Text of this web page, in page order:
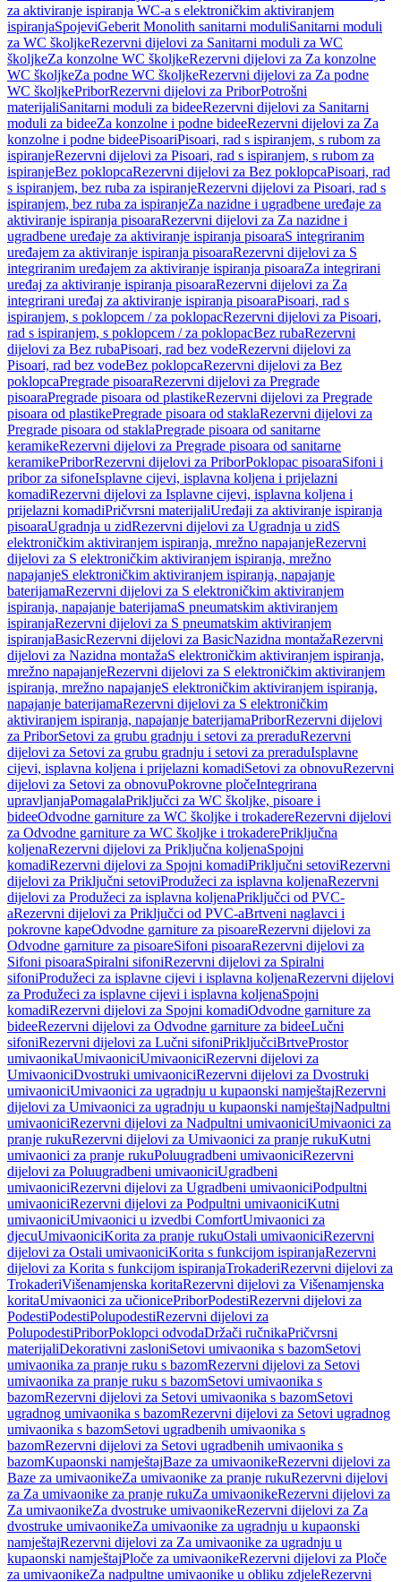
za aktiviranje ispiranja WC-a s elektroničkim aktiviranjem
ispiranjaSpojeviGeberit Monolith sanitarni moduliSanitarni moduli
za WC školjkeRezervni dijelovi za Sanitarni moduli za WC
školjkeZa konzolne WC školjkeRezervni dijelovi za Za konzolne
WC školjkeZa podne WC školjkeRezervni dijelovi za Za podne
WC školjkePriborRezervni dijelovi za PriborPotrošni
materijaliSanitarni moduli za bideeRezervni dijelovi za Sanitarni
moduli za bideeZa konzolne i podne bideeRezervni dijelovi za Za
konzolne i podne bideePisoariPisoari, rad s ispiranjem, s rubom za
ispiranjeRezervni dijelovi za Pisoari, rad s ispiranjem, s rubom za
ispiranjeBez poklopcaRezervni dijelovi za Bez poklopcaPisoari, rad
s ispiranjem, bez ruba za ispiranjeRezervni dijelovi za Pisoari, rad s
ispiranjem, bez ruba za ispiranjeZa nazidne i ugradbene uređaje za
aktiviranje ispiranja pisoaraRezervni dijelovi za Za nazidne i
ugradbene uređaje za aktiviranje ispiranja pisoaraS integriranim
uređajem za aktiviranje ispiranja pisoaraRezervni dijelovi za S
integriranim uređajem za aktiviranje ispiranja pisoaraZa integrirani
uređaj za aktiviranje ispiranja pisoaraRezervni dijelovi za Za
integrirani uređaj za aktiviranje ispiranja pisoaraPisoari, rad s
ispiranjem, s poklopcem / za poklopacRezervni dijelovi za Pisoari,
rad s ispiranjem, s poklopcem / za poklopacBez rubaRezervni
dijelovi za Bez rubaPisoari, rad bez vodeRezervni dijelovi za
Pisoari, rad bez vodeBez poklopcaRezervni dijelovi za Bez
poklopcaPregrade pisoaraRezervni dijelovi za Pregrade
pisoaraPregrade pisoara od plastikeRezervni dijelovi za Pregrade
pisoara od plastikePregrade pisoara od staklaRezervni dijelovi za
Pregrade pisoara od staklaPregrade pisoara od sanitarne
keramikeRezervni dijelovi za Pregrade pisoara od sanitarne
keramikePriborRezervni dijelovi za PriborPoklopac pisoaraSifoni i
pribor za sifoneIsplavne cijevi, isplavna koljena i prijelazni
komadiRezervni dijelovi za Isplavne cijevi, isplavna koljena i
prijelazni komadiPričvrsni materijaliUređaji za aktiviranje ispiranja
pisoaraUgradnja u zidRezervni dijelovi za Ugradnja u zidS
elektroničkim aktiviranjem ispiranja, mrežno napajanjeRezervni
dijelovi za S elektroničkim aktiviranjem ispiranja, mrežno
napajanjeS elektroničkim aktiviranjem ispiranja, napajanje
baterijamaRezervni dijelovi za S elektroničkim aktiviranjem
ispiranja, napajanje baterijamaS pneumatskim aktiviranjem
ispiranjaRezervni dijelovi za S pneumatskim aktiviranjem
ispiranjaBasicRezervni dijelovi za BasicNazidna montažaRezervni
dijelovi za Nazidna montažaS elektroničkim aktiviranjem ispiranja,
mrežno napajanjeRezervni dijelovi za S elektroničkim aktiviranjem
ispiranja, mrežno napajanjeS elektroničkim aktiviranjem ispiranja,
napajanje baterijamaRezervni dijelovi za S elektroničkim
aktiviranjem ispiranja, napajanje baterijamaPriborRezervni dijelovi
za PriborSetovi za grubu gradnju i setovi za preraduRezervni
dijelovi za Setovi za grubu gradnju i setovi za preraduIsplavne
cijevi, isplavna koljena i prijelazni komadiSetovi za obnovuRezervni
dijelovi za Setovi za obnovuPokrovne pločeIntegrirana
upravljanjaPomagalaPriključci za WC školjke, pisoare i
bideeOdvodne garniture za WC školjke i trokadereRezervni dijelovi
za Odvodne garniture za WC školjke i trokaderePriključna
koljenaRezervni dijelovi za Priključna koljenaSpojni
komadiRezervni dijelovi za Spojni komadiPriključni setoviRezervni
dijelovi za Priključni setoviProdužeci za isplavna koljenaRezervni
dijelovi za Produžeci za isplavna koljenaPriključci od PVC-
aRezervni dijelovi za Priključci od PVC-aBrtveni naglavci i
pokrovne kapeOdvodne garniture za pisoareRezervni dijelovi za
Odvodne garniture za pisoareSifoni pisoaraRezervni dijelovi za
Sifoni pisoaraSpiralni sifoniRezervni dijelovi za Spiralni
sifoniProdužeci za isplavne cijevi i isplavna koljenaRezervni dijelovi
za Produžeci za isplavne cijevi i isplavna koljenaSpojni
komadiRezervni dijelovi za Spojni komadiOdvodne garniture za
bideeRezervni dijelovi za Odvodne garniture za bideeLučni
sifoniRezervni dijelovi za Lučni sifoniPriključciBrtveProstor
umivaonikaUmivaoniciUmivaoniciRezervni dijelovi za
UmivaoniciDvostruki umivaoniciRezervni dijelovi za Dvostruki
umivaoniciUmivaonici za ugradnju u kupaonski namještajRezervni
dijelovi za Umivaonici za ugradnju u kupaonski namještajNadpultni
umivaoniciRezervni dijelovi za Nadpultni umivaoniciUmivaonici za
pranje rukuRezervni dijelovi za Umivaonici za pranje rukuKutni
umivaonici za pranje rukuPoluugradbeni umivaoniciRezervni
dijelovi za Poluugradbeni umivaoniciUgradbeni
umivaoniciRezervni dijelovi za Ugradbeni umivaoniciPodpultni
umivaoniciRezervni dijelovi za Podpultni umivaoniciKutni
umivaoniciUmivaonici u izvedbi ComfortUmivaonici za
djecuUmivaoniciKorita za pranje rukuOstali umivaoniciRezervni
dijelovi za Ostali umivaoniciKorita s funkcijom ispiranjaRezervni
dijelovi za Korita s funkcijom ispiranjaTrokaderiRezervni dijelovi za
TrokaderiVišenamjenska koritaRezervni dijelovi za Višenamjenska
koritaUmivaonici za učionicePriborPodestiRezervni dijelovi za
PodestiPodestiPolupodestiRezervni dijelovi za
PolupodestiPriborPoklopci odvodaDržači ručnikaPričvrsni
materijaliDekorativni zasloniSetovi umivaonika s bazomSetovi
umivaonika za pranje ruku s bazomRezervni dijelovi za Setovi
umivaonika za pranje ruku s bazomSetovi umivaonika s
bazomRezervni dijelovi za Setovi umivaonika s bazomSetovi
ugradnog umivaonika s bazomRezervni dijelovi za Setovi ugradnog
umivaonika s bazomSetovi ugradbenih umivaonika s
bazomRezervni dijelovi za Setovi ugradbenih umivaonika s
bazomKupaonski namještajBaze za umivaonikeRezervni dijelovi za
Baze za umivaonikeZa umivaonike za pranje rukuRezervni dijelovi
za Za umivaonike za pranje rukuZa umivaonikeRezervni dijelovi za
Za umivaonikeZa dvostruke umivaonikeRezervni dijelovi za Za
dvostruke umivaonikeZa umivaonike za ugradnju u kupaonski
namještajRezervni dijelovi za Za umivaonike za ugradnju u
kupaonski namještajPloče za umivaonikeRezervni dijelovi za Ploče
za umivaonikeZa nadpultne umivaonike u obliku zdjeleRezervni